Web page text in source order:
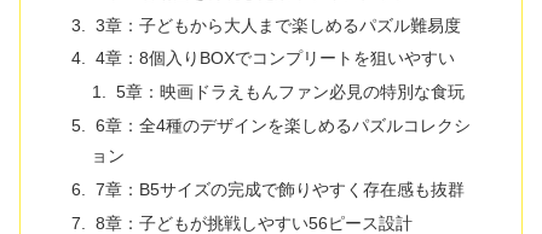
3章：子どもから大人まで楽しめるパズル難易度
4章：8個入りBOXでコンプリートを狙いやすい
5章：映画ドラえもんファン必見の特別な食玩
6章：全4種のデザインを楽しめるパズルコレクシ
ョン
7章：B5サイズの完成で飾りやすく存在感も抜群
8章：子どもが挑戦しやすい56ピース設計